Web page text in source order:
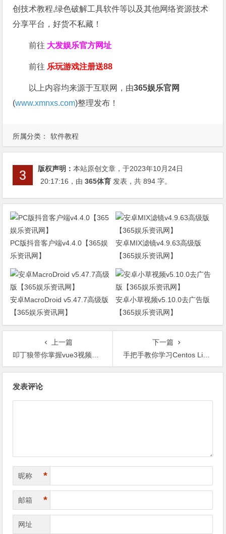
所属分类： 软件教程
创技术教程,绿色破解工具软件等以及其他网络资源技术
分享平台，好货不私藏！
前往 大发娱乐官方网址
前往 乐玩游戏注册送88
以上内容均来源于互联网，由365娱乐官网
(www.xmnxs.com)整理发布！
版权声明：本站原创文章，于2023年10月24日
20:17:16 ，由365体育 发表，共 894 字。
PC版抖音客户端v4.4.0【365娱
乐资讯网】
安卓MIX滤镜v4.9.63高级版
【365娱乐资讯网】
安卓MacroDroid v5.47.7高级版
【365娱乐资讯网】
安卓小草视频v5.10.0去广告版
【365娱乐资讯网】
上一篇
叩丁狼带你掌握vue3视频课程【365娱乐资讯网】
下一篇
手把手教你学习Centos Linux【365娱乐资讯网】
发表评论
昵称 *
邮箱 *
网址